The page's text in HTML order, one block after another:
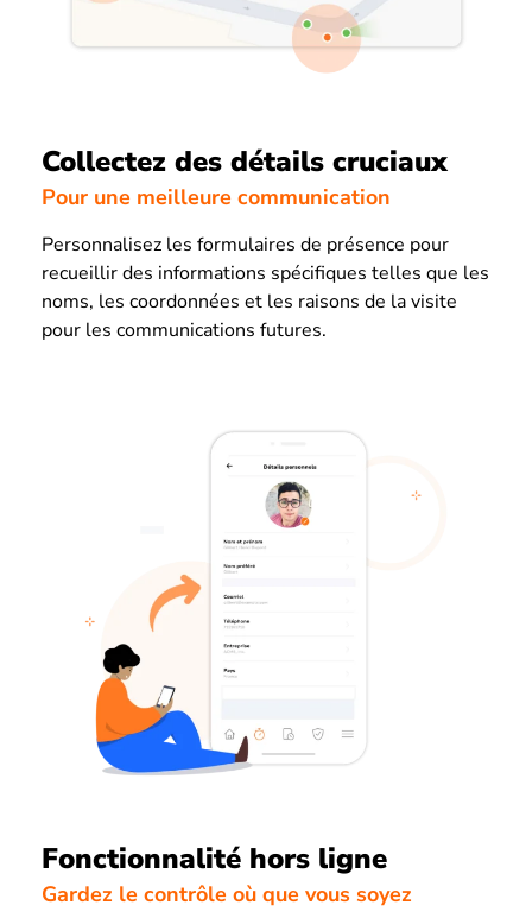
Collectez des détails cruciaux
Pour une meilleure communication
Personnalisez les formulaires de présence pour
recueillir des informations spécifiques telles que les
noms, les coordonnées et les raisons de la visite
pour les communications futures.
Fonctionnalité hors ligne
Gardez le contrôle où que vous soyez